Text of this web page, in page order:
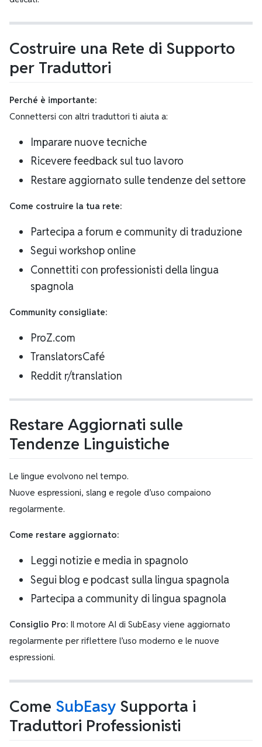
Costruire una Rete di Supporto
per Traduttori
Perché è importante:
Connettersi con altri traduttori ti aiuta a:
Imparare nuove tecniche
Ricevere feedback sul tuo lavoro
Restare aggiornato sulle tendenze del settore
Come costruire la tua rete:
Partecipa a forum e community di traduzione
Segui workshop online
Connettiti con professionisti della lingua
spagnola
Community consigliate:
ProZ.com
TranslatorsCafé
Reddit r/translation
Restare Aggiornati sulle
Tendenze Linguistiche
Le lingue evolvono nel tempo.
Nuove espressioni, slang e regole d’uso compaiono
regolarmente.
Come restare aggiornato:
Leggi notizie e media in spagnolo
Segui blog e podcast sulla lingua spagnola
Partecipa a community di lingua spagnola
Consiglio Pro: Il motore AI di SubEasy viene aggiornato
regolarmente per riflettere l’uso moderno e le nuove
espressioni.
Come SubEasy Supporta i
Traduttori Professionisti